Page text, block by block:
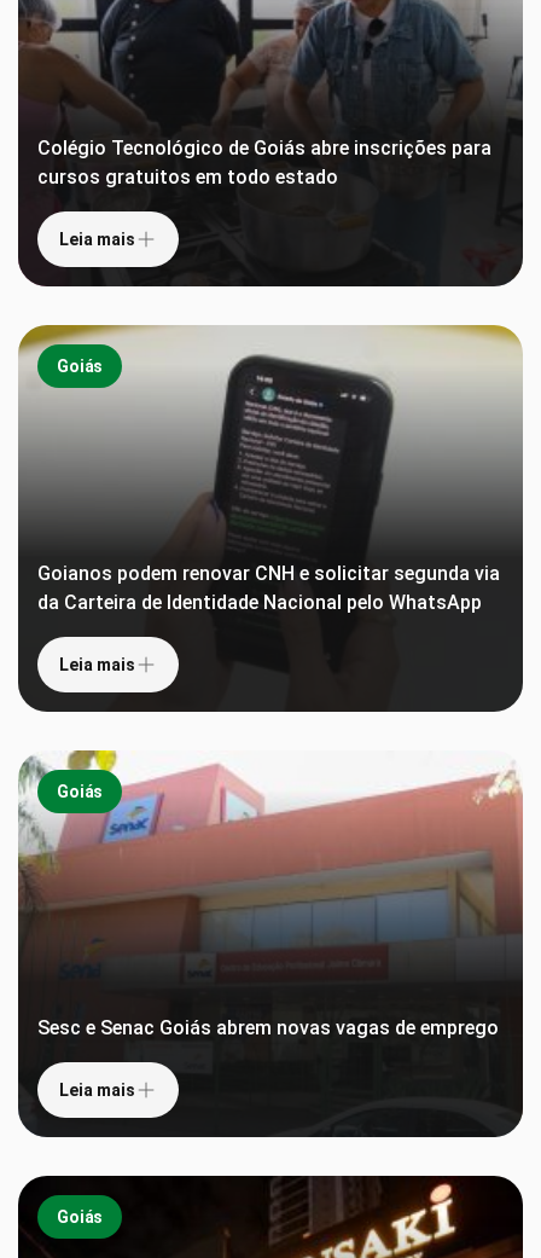
Colégio Tecnológico de Goiás abre inscrições para
cursos gratuitos em todo estado
Leia mais
Goiás
Goianos podem renovar CNH e solicitar segunda via
da Carteira de Identidade Nacional pelo WhatsApp
Leia mais
Goiás
Sesc e Senac Goiás abrem novas vagas de emprego
Leia mais
Goiás